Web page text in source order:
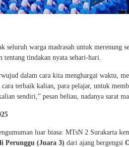
warga madrasah untuk merenung
tindakan nyata sehari-hari.
dalam cara kita menghargai waktu,
terbaik kalian, para pelajar, untuk
sendiri,” pesan beliau, nadanya sarat
luar biasa: MTsN 2 Surakarta
Perunggu (Juara 3) dari ajang bergengsi